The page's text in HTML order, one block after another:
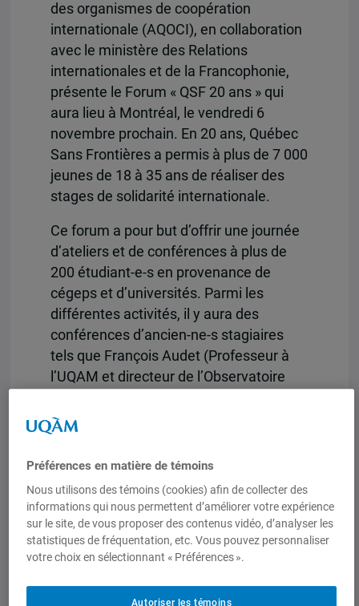
des organismes de coopération
internationale (AQOCI), en collaboration
avec le ministère des Relations
internationales et de la Francophonie,
présente le Forum « QSF 20 ans » qui
aura lieu à Montréal, le vendredi 6
novembre prochain. En 20 ans, Québec
Sans Frontières a permis à plus de 7 000
jeunes de 18 à 35 ans de réaliser des
stages de solidarité internationale.
Ce forum a pour but d’offrir une journée
d’ateliers et de conférences à plus de
200 étudiant-e-s en provenance de
cégeps et d’universités. Parmi les
différentes activités, il y aura des
conférences d’ancien-ne-s stagiaires
tels que François Audet (Professeur à
l’UQAM et directeur de l’Observatoire
humanitaire), Ugo Monticone (auteur du
premier livre numérique immersif au
monde, « Le vendeur de goyaves ») et
Miriam Nobré (du Brésil, ancienne
coordonnatrice de la Marche mondiale
des femmes), entre autres. Aussi, des
organismes de coopération
internationale tels qu’Oxfam-Québec,
SUCO, Développement et Paix, et bien
Préférences en matière de témoins
Nous utilisons des témoins (cookies) afin de collecter des
informations qui nous permettent d’améliorer votre expérience
sur le site, de vous proposer des contenus vidéo, d’analyser les
statistiques de fréquentation, etc. Vous pouvez personnaliser
votre choix en sélectionnant « Préférences ».
Autoriser les témoins